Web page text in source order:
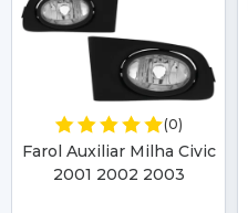
(0)
Farol Auxiliar Milha Civic
2001 2002 2003